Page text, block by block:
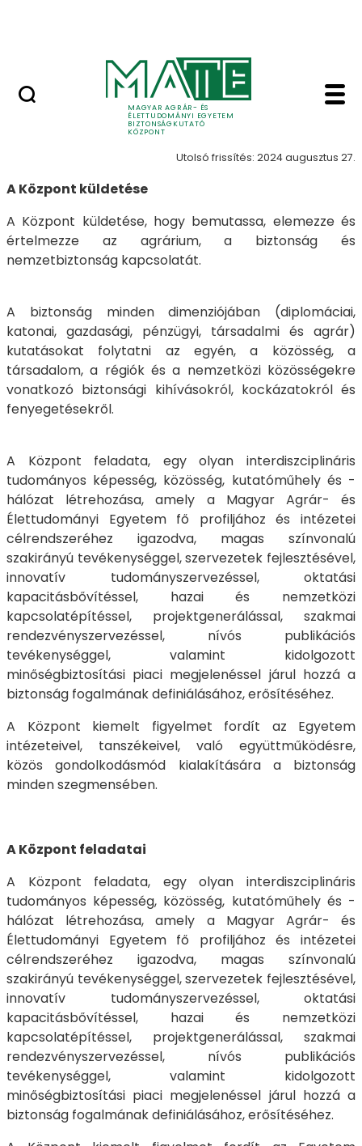
MAGYAR AGRÁR- ÉS
ÉLETTUDOMÁNYI EGYETEM
BIZTONSÁGKUTATÓ
KÖZPONT
Küldetés - MATE
Küldetés
Utolsó frissítés: 2024 augusztus 27.
A Központ küldetése
A Központ küldetése, hogy bemutassa, elemezze és
értelmezze az agrárium, a biztonság és
nemzetbiztonság kapcsolatát.
A biztonság minden dimenziójában (diplomáciai,
katonai, gazdasági, pénzügyi, társadalmi és agrár)
kutatásokat folytatni az egyén, a közösség, a
társadalom, a régiók és a nemzetközi közösségekre
vonatkozó biztonsági kihívásokról, kockázatokról és
fenyegetésekről.
A Központ feladata, egy olyan interdiszciplináris
tudományos képesség, közösség, kutatóműhely és -
hálózat létrehozása, amely a Magyar Agrár- és
Élettudományi Egyetem fő profiljához és intézetei
célrendszeréhez igazodva, magas színvonalú
szakirányú tevékenységgel, szervezetek fejlesztésével,
innovatív tudományszervezéssel, oktatási
kapacitásbővítéssel, hazai és nemzetközi
kapcsolatépítéssel, projektgenerálással, szakmai
rendezvényszervezéssel, nívós publikációs
tevékenységgel, valamint kidolgozott
minőségbiztosítási piaci megjelenéssel járul hozzá a
biztonság fogalmának definiálásához, erősítéséhez.
A Központ kiemelt figyelmet fordít az Egyetem
intézeteivel, tanszékeivel, való együttműködésre,
közös gondolkodásmód kialakítására a biztonság
minden szegmensében.
A Központ feladatai
A Központ feladata, egy olyan interdiszciplináris
tudományos képesség, közösség, kutatóműhely és -
hálózat létrehozása, amely a Magyar Agrár- és
Élettudományi Egyetem fő profiljához és intézetei
célrendszeréhez igazodva, magas színvonalú
szakirányú tevékenységgel, szervezetek fejlesztésével,
innovatív tudományszervezéssel, oktatási
kapacitásbővítéssel, hazai és nemzetközi
kapcsolatépítéssel, projektgenerálással, szakmai
rendezvényszervezéssel, nívós publikációs
tevékenységgel, valamint kidolgozott
minőségbiztosítási piaci megjelenéssel járul hozzá a
biztonság fogalmának definiálásához, erősítéséhez.